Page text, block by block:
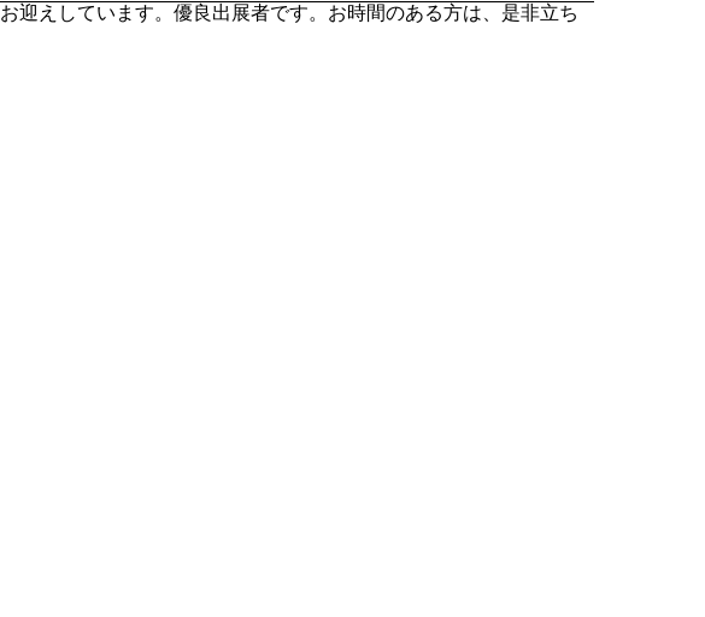
迎えしています。優良出展者です。お時間のある方は、是非立ち